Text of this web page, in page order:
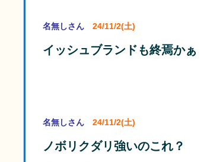
名無しさん 24/11/2(土)
イッシュブランドも終焉かぁ
名無しさん 24/11/2(土)
ノボリクダリ強いのこれ？